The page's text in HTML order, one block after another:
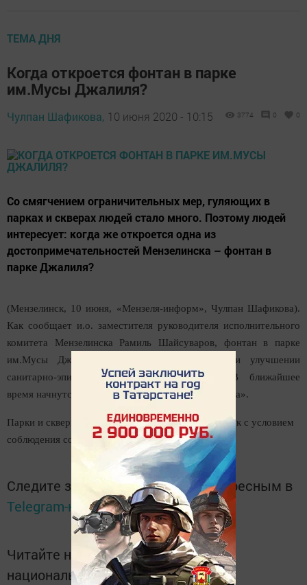
ТЕМА ДНЯ
Когда откроется фонтан в парке
им.Мусы Джалиля?
Чулпан Шафикова, 10 июня 2020 - 10:15 3774 0 0
Со смягчением ограничительных мер, гуляющих в
парках и скверах людей стало много. Поэтому людей
интересует: когда же откроется одна из
достопримечательностей Мензелинска – фонтан в
парке Джалиля?
(Мензелинск, 10 июня, «Мензеля-информ», Чулпан Шафикова).
Как сообщает и.о. заместителя руководителя исполнительного
комитета Мензелинска Рамиль Шайсуваров, фонтан в парке
им.Мусы Джалиля планируется запустить при улучшении
санитарно-эпидемиологической обстановки: «В ближайшее
время начнутся работы по расконсервации фонтана».
Парки и скверы Мензелинска открыты для прогулок с условием
соблюдения социальной дистанции.
Следите за самым важным и интересным в
Telegram-каналеТатмедиа
Читайте новости Татарстана в
национальном мессенджере MАХ: